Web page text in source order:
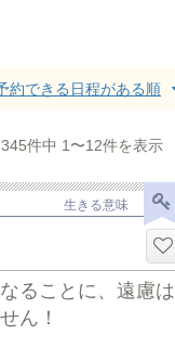
約できる日程がある順
345件中 1〜12件を表示
生きる意味
ることに、遠慮は
ん！